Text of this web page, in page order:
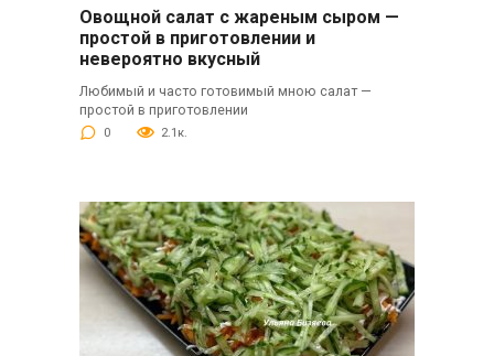
Овощной салат с жареным сыром —
простой в приготовлении и
невероятно вкусный
Любимый и часто готовимый мною салат —
простой в приготовлении
0 2.1к.